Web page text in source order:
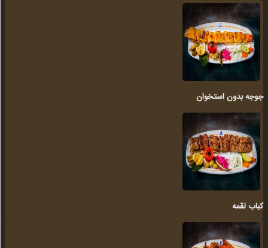
جوجه بدون استخوان
کباب لقمه